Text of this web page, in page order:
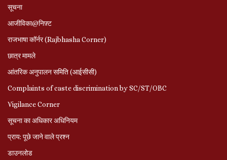
सूचना
आजीविका@निफ़्ट
राजभाषा कॉर्नर (Rajbhasha Corner)
छात्र मामले
आंतरिक अनुपालन समिति (आईसीसी)
Complaints of caste discrimination by SC/ST/OBC
Vigilance Corner
सूचना का अधिकार अधिनियम
प्राय: पूछे जाने वाले प्रश्‍न
डाउनलोड